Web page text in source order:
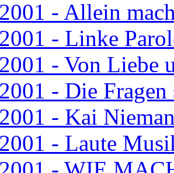
- Allein
- Linke
- Von Liebe
- Die
- Kai
- Laute